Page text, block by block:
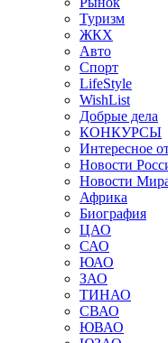
Туризм
ЖКХ
Авто
Спорт
LifeStyle
WishList
Добрые дела
КОНКУРСЫ
Интересное
Новости
Новости
Африка
Биография
ЦАО
САО
ЮАО
ЗАО
ТИНАО
СВАО
ЮВАО